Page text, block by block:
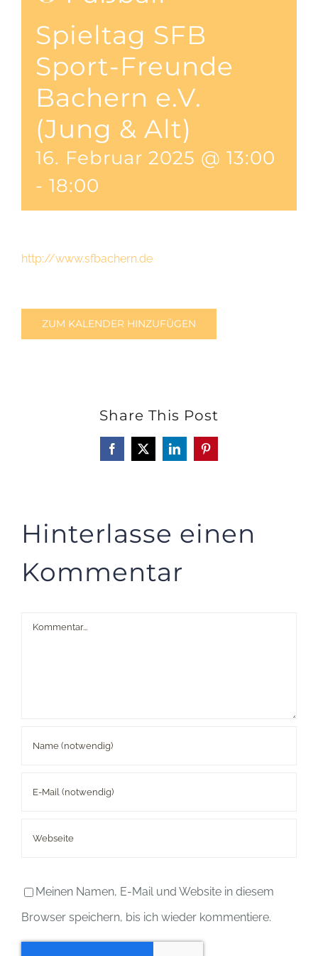
Spieltag SFB
Sport-Freunde
Bachern e.V.
(Jung & Alt)
16. Februar 2025 @ 13:00
- 18:00
http://www.sfbachern.de
ZUM KALENDER HINZUFÜGEN
Share This Post
Facebook
X LinkedInPinterest
Hinterlasse einen
Kommentar
Kommentar
Meinen Namen, E-Mail und Website in diesem
Browser speichern, bis ich wieder kommentiere.